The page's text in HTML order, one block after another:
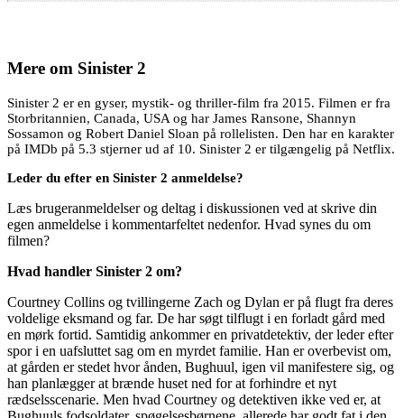
Mere om Sinister 2
Sinister 2 er en gyser, mystik- og thriller-film fra 2015. Filmen er fra
Storbritannien, Canada, USA og har James Ransone, Shannyn
Sossamon og Robert Daniel Sloan på rollelisten. Den har en karakter
på IMDb på 5.3 stjerner ud af 10. Sinister 2 er tilgængelig på Netflix.
Leder du efter en Sinister 2 anmeldelse?
Læs brugeranmeldelser og deltag i diskussionen ved at skrive din
egen anmeldelse i kommentarfeltet nedenfor. Hvad synes du om
filmen?
Hvad handler Sinister 2 om?
Courtney Collins og tvillingerne Zach og Dylan er på flugt fra deres
voldelige eksmand og far. De har søgt tilflugt i en forladt gård med
en mørk fortid. Samtidig ankommer en privatdetektiv, der leder efter
spor i en uafsluttet sag om en myrdet familie. Han er overbevist om,
at gården er stedet hvor ånden, Bughuul, igen vil manifestere sig, og
han planlægger at brænde huset ned for at forhindre et nyt
rædselsscenarie. Men hvad Courtney og detektiven ikke ved er, at